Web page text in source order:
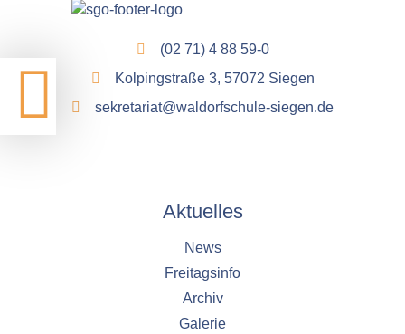
(02 71) 4 88 59-0
Kolpingstraße 3, 57072 Siegen
sekretariat@waldorfschule-siegen.de
Aktuelles
News
Freitagsinfo
Archiv
Galerie